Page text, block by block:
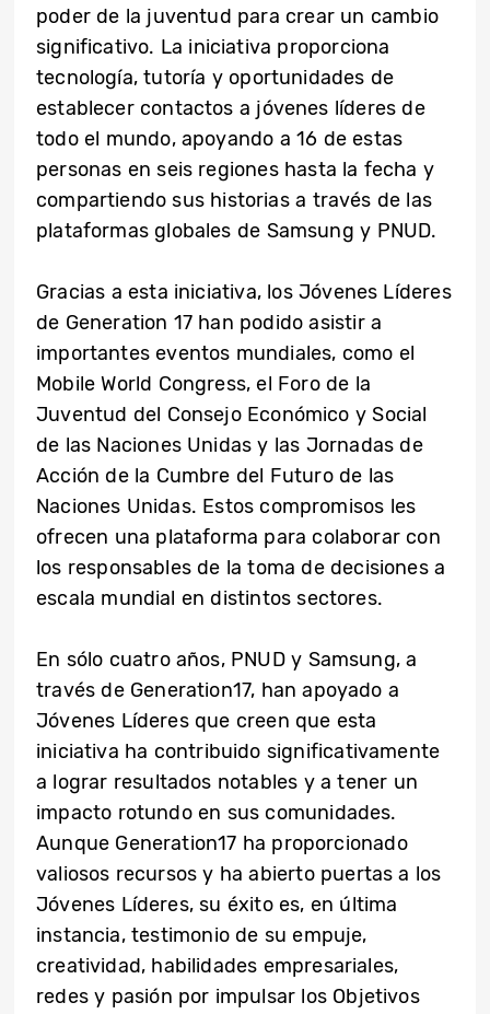
poder de la juventud para crear un cambio
significativo. La iniciativa proporciona
tecnología, tutoría y oportunidades de
establecer contactos a jóvenes líderes de
todo el mundo, apoyando a 16 de estas
personas en seis regiones hasta la fecha y
compartiendo sus historias a través de las
plataformas globales de Samsung y PNUD.
Gracias a esta iniciativa, los Jóvenes Líderes
de Generation 17 han podido asistir a
importantes eventos mundiales, como el
Mobile World Congress, el Foro de la
Juventud del Consejo Económico y Social
de las Naciones Unidas y las Jornadas de
Acción de la Cumbre del Futuro de las
Naciones Unidas. Estos compromisos les
ofrecen una plataforma para colaborar con
los responsables de la toma de decisiones a
escala mundial en distintos sectores.
En sólo cuatro años, PNUD y Samsung, a
través de Generation17, han apoyado a
Jóvenes Líderes que creen que esta
iniciativa ha contribuido significativamente
a lograr resultados notables y a tener un
impacto rotundo en sus comunidades.
Aunque Generation17 ha proporcionado
valiosos recursos y ha abierto puertas a los
Jóvenes Líderes, su éxito es, en última
instancia, testimonio de su empuje,
creatividad, habilidades empresariales,
redes y pasión por impulsar los Objetivos